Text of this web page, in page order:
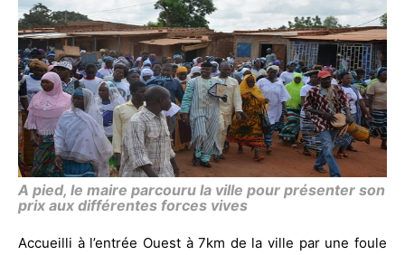
A pied, le maire parcouru la ville pour présenter son
prix aux différentes forces vives
Accueilli à l’entrée Ouest à 7km de la ville par une foule